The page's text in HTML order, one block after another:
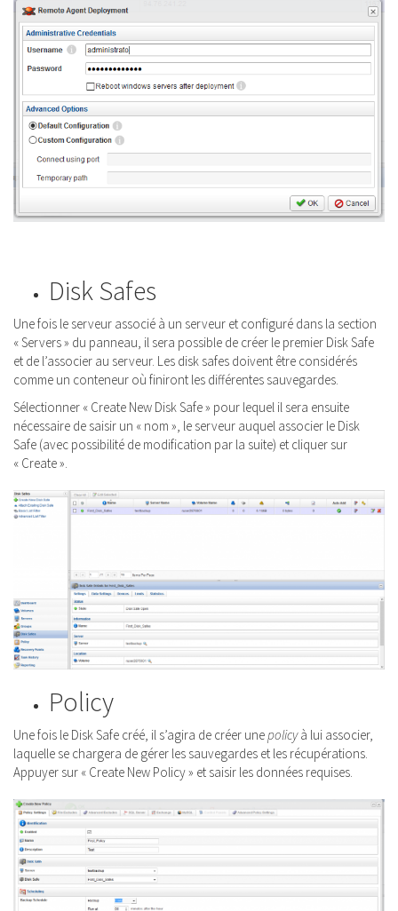
Disk Safes
Une fois le serveur associé à un serveur et configuré dans la section
« Servers » du panneau, il sera possible de créer le premier Disk Safe
et de l’associer au serveur. Les disk safes doivent être considérés
comme un conteneur où finiront les différentes sauvegardes.
Sélectionner « Create New Disk Safe » pour lequel il sera ensuite
nécessaire de saisir un « nom », le serveur auquel associer le Disk
Safe (avec possibilité de modification par la suite) et cliquer sur
« Create ».
Policy
Une fois le Disk Safe créé, il s’agira de créer une policyà lui associer,
laquelle se chargera de gérer les sauvegardes et les récupérations.
Appuyer sur « Create New Policy » et saisir les données requises.